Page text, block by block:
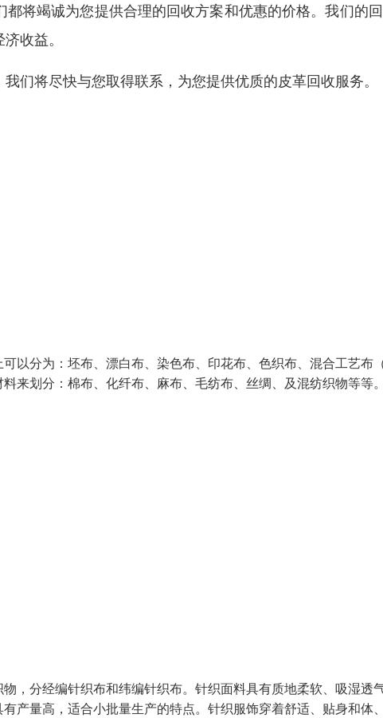
将竭诚为您提供合理的回收方案和优惠的价格。我们的
收益。
们将尽快与您取得联系，为您提供优质的皮革回收服务。
以分为：坯布、漂白布、染色布、印花布、色织布、混合工艺布
来划分：棉布、化纤布、麻布、毛纺布、丝绸、及混纺织物等等
，分经编针织布和纬编针织布。针织面料具有质地柔软、吸湿透
产量高，适合小批量生产的特点。针织服饰穿着舒适、贴身和体